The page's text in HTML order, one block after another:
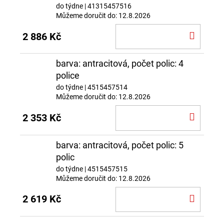
do týdne | 41315457516
Můžeme doručit do: 12.8.2026
2 886 Kč
barva: antracitová, počet polic: 4
police
do týdne | 4515457514
Můžeme doručit do: 12.8.2026
2 353 Kč
barva: antracitová, počet polic: 5
polic
do týdne | 4515457515
Můžeme doručit do: 12.8.2026
2 619 Kč